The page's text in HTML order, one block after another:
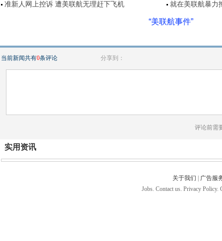
准新人网上控诉 遭美联航无理赶下飞机
就在美联航暴力
“美联航事件”
当前新闻共有0条评论 分享到：
评论前需
实用资讯
关于我们
广告服
Jobs. Contact us. Privacy